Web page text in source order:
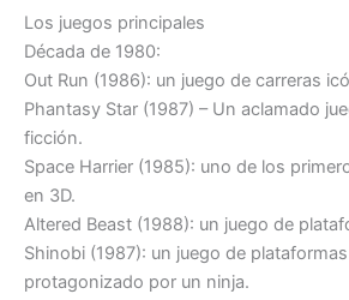
Los juegos principales
Década de 1980:
Out Run (1986): un juego de carreras
Phantasy Star (1987) – Un aclamado
ficción.
Space Harrier (1985): uno de los
en 3D.
Altered Beast (1988): un juego de
Shinobi (1987): un juego de
protagonizado por un ninja.